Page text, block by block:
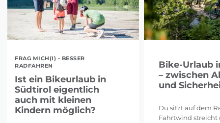
FRAG MICH(I) - BESSER
RADFAHREN
Ist ein Bikeurlaub in
Südtirol eigentlich
auch mit kleinen
Kindern möglich?
Bike-Urlaub
– zwischen
und
Du sitzt auf dem
Fahrtwind streicht